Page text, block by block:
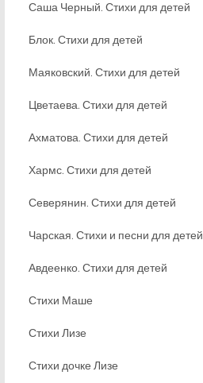
Саша Черный. Стихи для детей
Блок. Стихи для детей
Маяковский. Стихи для детей
Цветаева. Стихи для детей
Ахматова. Стихи для детей
Хармс. Стихи для детей
Северянин. Стихи для детей
Чарская. Стихи и песни для детей
Авдеенко. Стихи для детей
Стихи Маше
Стихи Лизе
Стихи дочке Лизе